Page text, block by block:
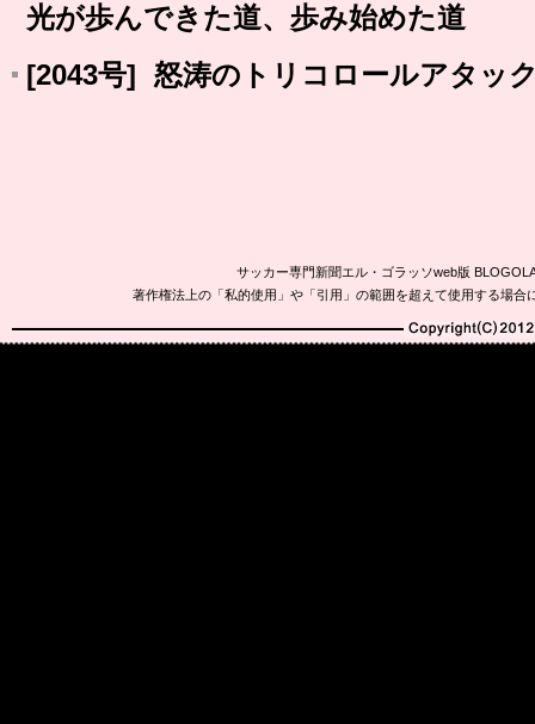
光が歩んできた道、歩み始めた道
[2043号] 怒涛のトリコロールアタッ
サッカー専門新聞エル・ゴラッソweb版
著作権法上の「私的使用」や「引用」の範囲を超えて使用する場
Copyright(C)2010-